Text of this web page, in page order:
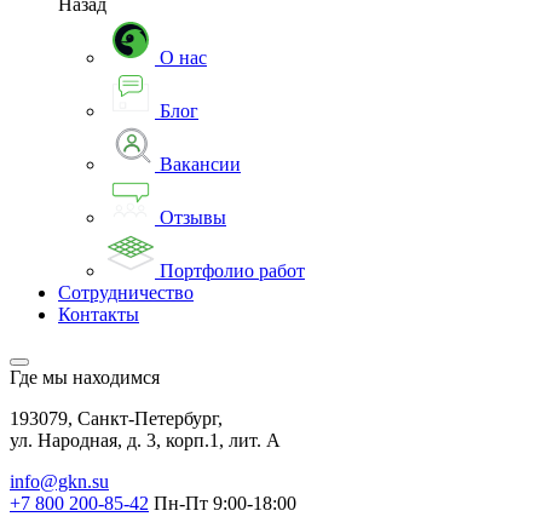
Назад
О нас
Блог
Вакансии
Отзывы
Портфолио работ
Сотрудничество
Контакты
Где мы находимся
193079, Санкт-Петербург,
ул. Народная, д. 3, корп.1, лит. А
info@gkn.su
+7 800 200-85-42 Пн-Пт 9:00-18:00